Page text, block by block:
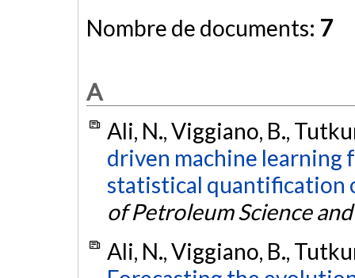
Nombre de documents: 7
A
Ali, N., Viggiano, B.,
driven machine learning
statistical quantification
of Petroleum Science
Ali, N., Viggiano, B.,